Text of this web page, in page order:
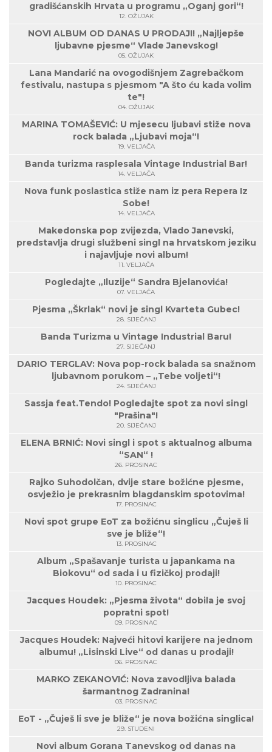
gradišćanskih Hrvata u programu „Oganj gori“!
12. OŽUJAK
NOVI ALBUM OD DANAS U PRODAJI! „Najljepše
ljubavne pjesme“ Vlade Janevskog!
05. OŽUJAK
Lana Mandarić na ovogodišnjem Zagrebačkom
festivalu, nastupa s pjesmom "A što ću kada volim
te"!
04. OŽUJAK
MARINA TOMAŠEVIĆ: U mjesecu ljubavi stiže nova
rock balada „Ljubavi moja“!
19. VELJAČA
Banda turizma rasplesala Vintage Industrial Bar!
14. VELJAČA
Nova funk poslastica stiže nam iz pera Repera Iz
Sobe!
14. VELJAČA
Makedonska pop zvijezda, Vlado Janevski,
predstavlja drugi službeni singl na hrvatskom jeziku
i najavljuje novi album!
11. VELJAČA
Pogledajte „Iluzije“ Sandra Bjelanovića!
07. VELJAČA
Pjesma „Škrlak“ novi je singl Kvarteta Gubec!
28. SIJEČANJ
Banda Turizma u Vintage Industrial Baru!
27. SIJEČANJ
DARIO TERGLAV: Nova pop-rock balada sa snažnom
ljubavnom porukom – „Tebe voljeti“!
24. SIJEČANJ
Sassja feat.Tendo! Pogledajte spot za novi singl
"Prašina"!
20. SIJEČANJ
ELENA BRNIĆ: Novi singl i spot s aktualnog albuma
“SAN“ !
26. PROSINAC
Rajko Suhodolčan, dvije stare božićne pjesme,
osvježio je prekrasnim blagdanskim spotovima!
17. PROSINAC
Novi spot grupe EoT za božićnu singlicu „Čuješ li
sve je bliže“!
13. PROSINAC
Album „Spašavanje turista u japankama na
Biokovu“ od sada i u fizičkoj prodaji!
10. PROSINAC
Jacques Houdek: „Pjesma života“ dobila je svoj
popratni spot!
09. PROSINAC
Jacques Houdek: Najveći hitovi karijere na jednom
albumu! „Lisinski Live“ od danas u prodaji!
06. PROSINAC
MARKO ZEKANOVIĆ: Nova zavodljiva balada
šarmantnog Zadranina!
03. PROSINAC
EoT - „Čuješ li sve je bliže“ je nova božićna singlica!
29. STUDENI
Novi album Gorana Tanevskog od danas na